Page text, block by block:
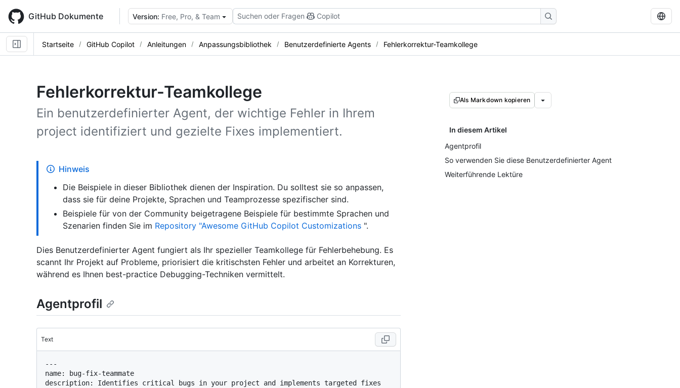
main
content
GitHub Dokumente Version: Free, Pro, & Team Suchen oder Fragen Copilot
Startseite GitHub Copilot Anleitungen Anpassungsbibliothek Benutzerdefinierte Agents Fehlerkorrektur-Teamkollege
Fehlerkorrektur-Teamkollege
Ein benutzerdefinierter Agent, der wichtige Fehler in Ihrem
project identifiziert und gezielte Fixes implementiert.
Als Markdown kopieren
In diesem Artikel
Agentprofil
So verwenden Sie diese Benutzerdefinierter Agent
Weiterführende Lektüre
Hinweis
Die Beispiele in dieser Bibliothek dienen der Inspiration. Du solltest sie so anpassen,
dass sie für deine Projekte, Sprachen und Teamprozesse spezifischer sind.
Beispiele für von der Community beigetragene Beispiele für bestimmte Sprachen und
Szenarien finden Sie im Repository "Awesome GitHub Copilot Customizations ".
Dies Benutzerdefinierter Agent fungiert als Ihr spezieller Teamkollege für Fehlerbehebung. Es
scannt Ihr Projekt auf Probleme, priorisiert die kritischsten Fehler und arbeitet an Korrekturen,
während es Ihnen best-practice Debugging-Techniken vermittelt.
Agentprofil
Text
---
name: bug-fix-teammate
description: Identifies critical bugs in your project and implements targeted fixes